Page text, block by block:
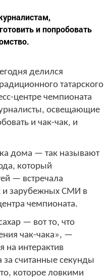
и попробовать
делился
татарского
центре чемпионата
освещающие
и чак-чак, и
дома — так называют
который
— встречала
и зарубежных СМИ в
чемпионата.
— вот то, что
чак-чака», —
на интерактив
считанные секунды
которое ловкими